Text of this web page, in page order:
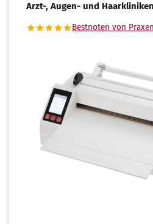
Arzt-, Augen- und Haarkliniken
Bestnoten von